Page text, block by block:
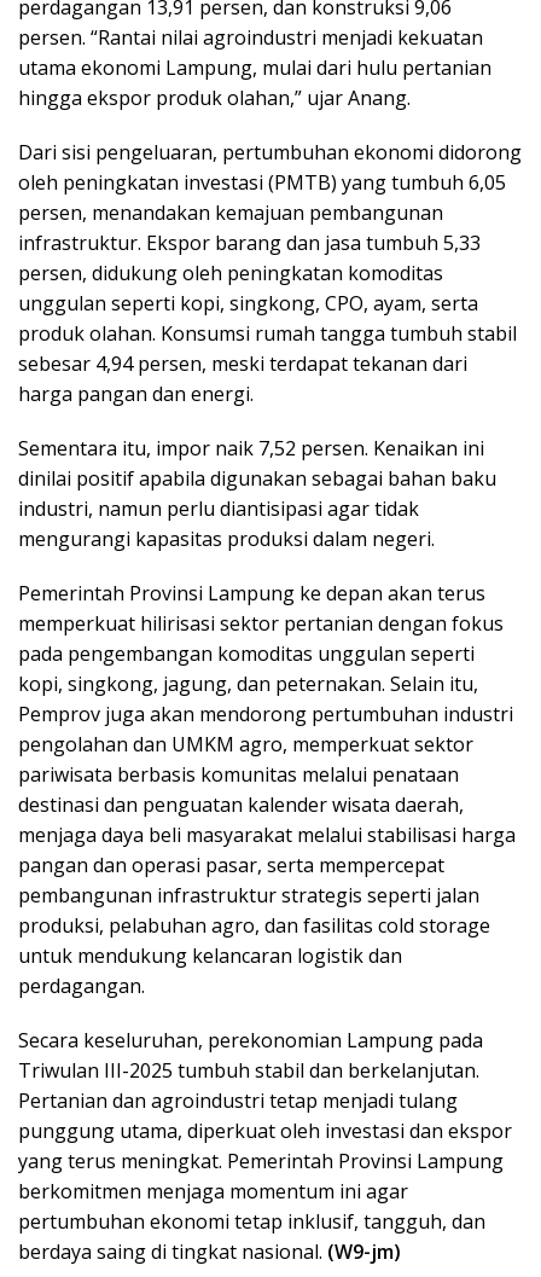
perdagangan 13,91 persen, dan konstruksi 9,06
persen. “Rantai nilai agroindustri menjadi kekuatan
utama ekonomi Lampung, mulai dari hulu pertanian
hingga ekspor produk olahan,” ujar Anang.
Dari sisi pengeluaran, pertumbuhan ekonomi didorong
oleh peningkatan investasi (PMTB) yang tumbuh 6,05
persen, menandakan kemajuan pembangunan
infrastruktur. Ekspor barang dan jasa tumbuh 5,33
persen, didukung oleh peningkatan komoditas
unggulan seperti kopi, singkong, CPO, ayam, serta
produk olahan. Konsumsi rumah tangga tumbuh stabil
sebesar 4,94 persen, meski terdapat tekanan dari
harga pangan dan energi.
Sementara itu, impor naik 7,52 persen. Kenaikan ini
dinilai positif apabila digunakan sebagai bahan baku
industri, namun perlu diantisipasi agar tidak
mengurangi kapasitas produksi dalam negeri.
Pemerintah Provinsi Lampung ke depan akan terus
memperkuat hilirisasi sektor pertanian dengan fokus
pada pengembangan komoditas unggulan seperti
kopi, singkong, jagung, dan peternakan. Selain itu,
Pemprov juga akan mendorong pertumbuhan industri
pengolahan dan UMKM agro, memperkuat sektor
pariwisata berbasis komunitas melalui penataan
destinasi dan penguatan kalender wisata daerah,
menjaga daya beli masyarakat melalui stabilisasi harga
pangan dan operasi pasar, serta mempercepat
pembangunan infrastruktur strategis seperti jalan
produksi, pelabuhan agro, dan fasilitas cold storage
untuk mendukung kelancaran logistik dan
perdagangan.
Secara keseluruhan, perekonomian Lampung pada
Triwulan III-2025 tumbuh stabil dan berkelanjutan.
Pertanian dan agroindustri tetap menjadi tulang
punggung utama, diperkuat oleh investasi dan ekspor
yang terus meningkat. Pemerintah Provinsi Lampung
berkomitmen menjaga momentum ini agar
pertumbuhan ekonomi tetap inklusif, tangguh, dan
berdaya saing di tingkat nasional. (W9-jm)